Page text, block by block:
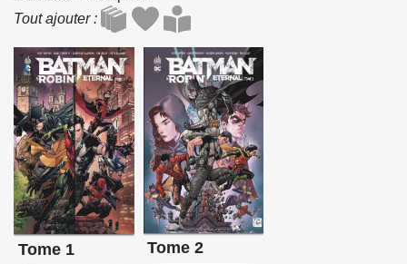
Tout ajouter
Tome 1 Tome 2